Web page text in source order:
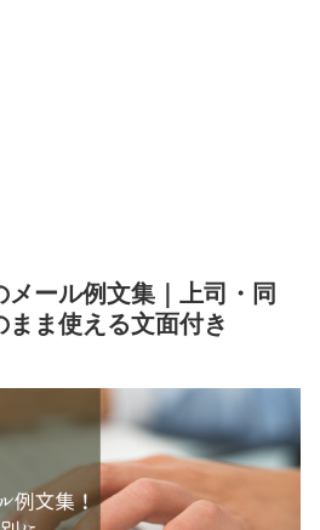
ール例文集｜上司・同
ま使える文面付き